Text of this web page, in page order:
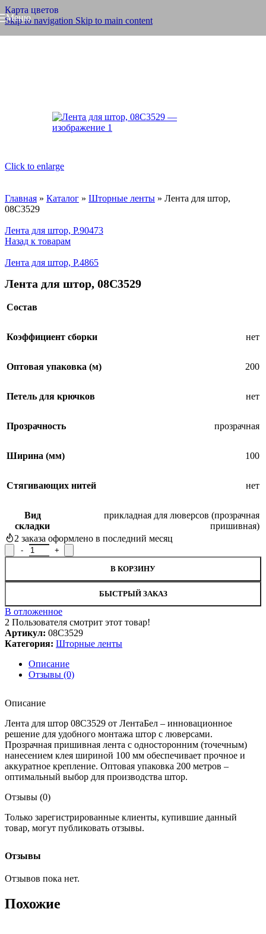
Карта цветов
Skip to navigation Skip to main content
Меню
Click to enlarge
Главная » Каталог » Шторные ленты » Лента для штор,
08С3529
Лента для штор, Р.90473
Назад к товарам
Лента для штор, Р.4865
Лента для штор, 08С3529
Состав
Коэффициент сборки нет
Оптовая упаковка (м) 200
Петель для крючков нет
Прозрачность прозрачная
Ширина (мм) 100
Стягивающих нитей нет
Вид
складки
прикладная для люверсов (прозрачная
пришивная)
2 заказа оформлено в последний месяц
Количество товара Лента для штор, 08С3529
В КОРЗИНУ
БЫСТРЫЙ ЗАКАЗ
В отложенное
2 Пользователя смотрит этот товар!
Артикул: 08С3529
Категория: Шторные ленты
Описание
Отзывы (0)
Описание
Лента для штор 08С3529 от ЛентаБел – инновационное
решение для удобного монтажа штор с люверсами.
Прозрачная пришивная лента с односторонним (точечным)
нанесением клея шириной 100 мм обеспечивает прочное и
аккуратное крепление. Оптовая упаковка 200 метров –
оптимальный выбор для производства штор.
Отзывы (0)
Отзывы
Отзывов пока нет.
Только зарегистрированные клиенты, купившие данный
товар, могут публиковать отзывы.
Похожие